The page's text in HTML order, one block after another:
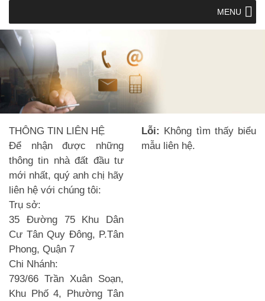
MENU
THÔNG TIN LIÊN HỆ
Để nhận được những
thông tin nhà đất đầu tư
mới nhất, quý anh chị hãy
liên hệ với chúng tôi:
Trụ sở:
35 Đường 75 Khu Dân
Cư Tân Quy Đông, P.Tân
Phong, Quận 7
Chi Nhánh:
793/66 Trần Xuân Soạn,
Khu Phố 4, Phường Tân
Lỗi: Không tìm thấy biểu
mẫu liên hệ.